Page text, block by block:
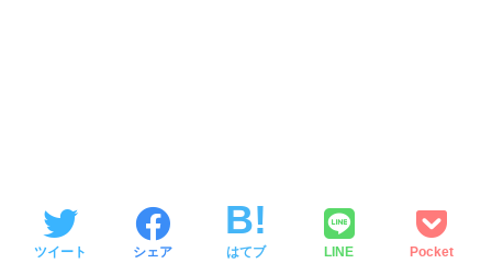
ツイート シェア はてブ LINE Pocket